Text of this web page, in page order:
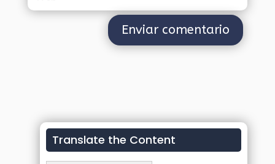
Translate the Content